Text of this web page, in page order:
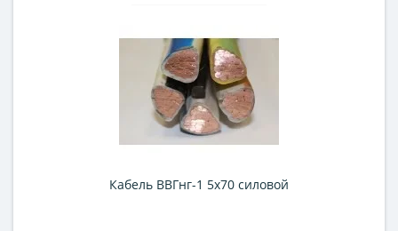
Кабель ВВГнг-1 5х70 силовой